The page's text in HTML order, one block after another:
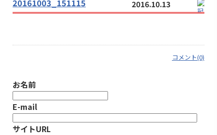
20161003_151115 2016.10.13
コメント(0)
お名前
E-mail
サイトURL